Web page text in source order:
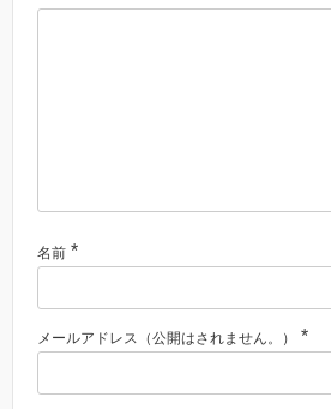
名前 *
メールアドレス（公開はされません。） *